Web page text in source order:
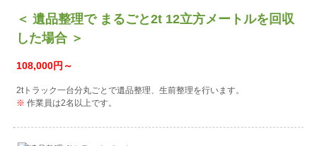
＜ 遺品整理で まるごと2t 12立方メートルを回収
した場合 ＞
108,000円～
2tトラック一台分丸ごとで遺品整理、生前整理を行います。
※ 作業員は2名以上です。